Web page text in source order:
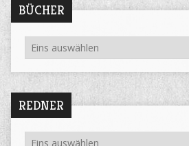
BÜCHER
REDNER